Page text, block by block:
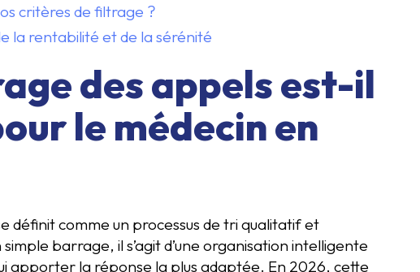
critères de filtrage ?
la rentabilité et de la sérénité
des appels est-il
le médecin en
définit comme un processus de tri qualitatif et
barrage, il s’agit d’une organisation intelligente
apporter la réponse la plus adaptée. En 2026, cette